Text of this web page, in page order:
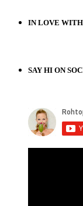
IN LOVE
SAY HI ON